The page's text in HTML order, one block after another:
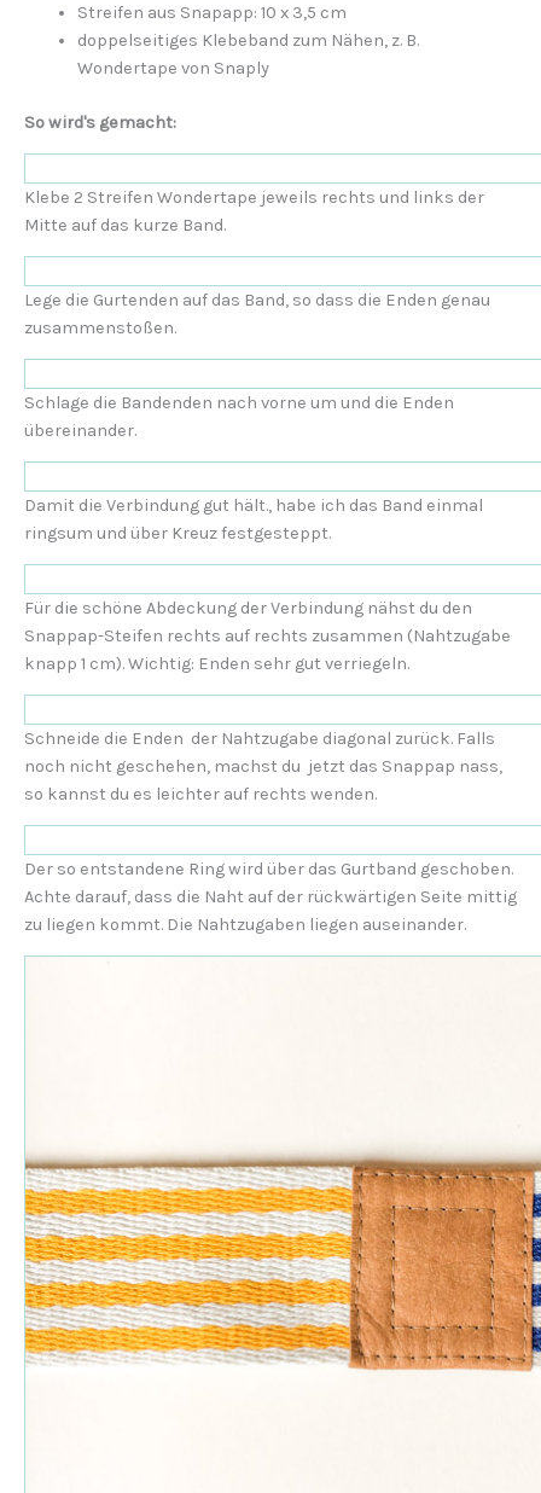
Streifen aus Snapapp: 10 x 3,5 cm
doppelseitiges Klebeband zum Nähen, z. B.
Wondertape von Snaply
So wird's gemacht:
Klebe 2 Streifen Wondertape jeweils rechts und links der
Mitte auf das kurze Band.
Lege die Gurtenden auf das Band, so dass die Enden genau
zusammenstoßen.
Schlage die Bandenden nach vorne um und die Enden
übereinander.
Damit die Verbindung gut hält., habe ich das Band einmal
ringsum und über Kreuz festgesteppt.
Für die schöne Abdeckung der Verbindung nähst du den
Snappap-Steifen rechts auf rechts zusammen (Nahtzugabe
knapp 1 cm). Wichtig: Enden sehr gut verriegeln.
Schneide die Enden der Nahtzugabe diagonal zurück. Falls
noch nicht geschehen, machst du jetzt das Snappap nass,
so kannst du es leichter auf rechts wenden.
Der so entstandene Ring wird über das Gurtband geschoben.
Achte darauf, dass die Naht auf der rückwärtigen Seite mittig
zu liegen kommt. Die Nahtzugaben liegen auseinander.